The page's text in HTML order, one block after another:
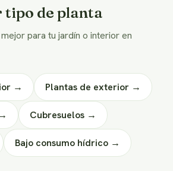
tipo de planta
para tu jardín o interior en
→ Plantas de exterior →
Cubresuelos →
Bajo consumo hídrico →